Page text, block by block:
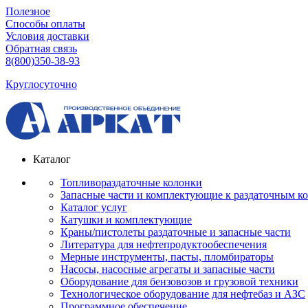
Полезное
Способы оплаты
Условия доставки
Обратная связь
8(800)350-38-93
Круглосуточно
Каталог
Топливораздаточные колонки
Запасные части и комплектующие к раздаточным
Каталог услуг
Катушки и комплектующие
Краны/пистолеты раздаточные и запасные части
Литература для нефтепродуктообеспечения
Мерные инструменты, пасты, пломбираторы
Насосы, насосные агрегаты и запасные части
Оборудование для бензовозов и грузовой техники
Технологическое оборудование для нефтебаз и АЗС